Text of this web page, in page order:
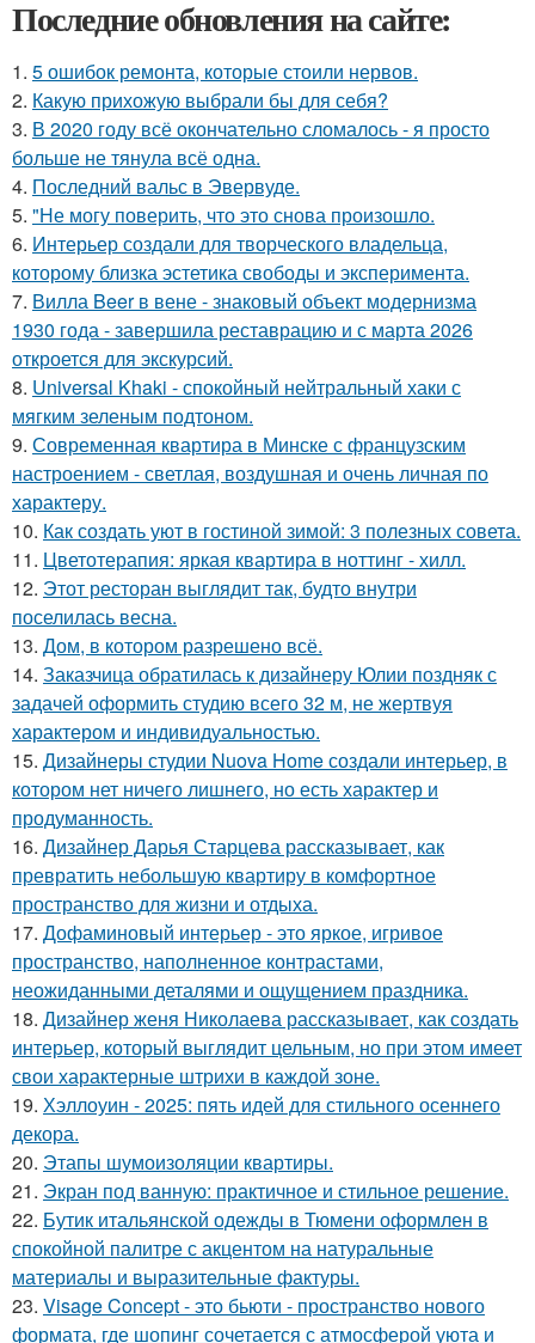
Последние обновления на сайте:
1. 5 ошибок ремонта, которые стоили нервов.
2. Какую прихожую выбрали бы для себя?
3. В 2020 году всё окончательно сломалось - я просто
больше не тянула всё одна.
4. Последний вальс в Эвервуде.
5. "Не могу поверить, что это снова произошло.
6. Интерьер создали для творческого владельца,
которому близка эстетика свободы и эксперимента.
7. Вилла Beer в вене - знаковый объект модернизма
1930 года - завершила реставрацию и с марта 2026
откроется для экскурсий.
8. Universal Khaki - спокойный нейтральный хаки с
мягким зеленым подтоном.
9. Современная квартира в Минске с французским
настроением - светлая, воздушная и очень личная по
характеру.
10. Как создать уют в гостиной зимой: 3 полезных совета.
11. Цветотерапия: яркая квартира в ноттинг - хилл.
12. Этот ресторан выглядит так, будто внутри
поселилась весна.
13. Дом, в котором разрешено всё.
14. Заказчица обратилась к дизайнеру Юлии поздняк с
задачей оформить студию всего 32 м, не жертвуя
характером и индивидуальностью.
15. Дизайнеры студии Nuova Home создали интерьер, в
котором нет ничего лишнего, но есть характер и
продуманность.
16. Дизайнер Дарья Старцева рассказывает, как
превратить небольшую квартиру в комфортное
пространство для жизни и отдыха.
17. Дофаминовый интерьер - это яркое, игривое
пространство, наполненное контрастами,
неожиданными деталями и ощущением праздника.
18. Дизайнер женя Николаева рассказывает, как создать
интерьер, который выглядит цельным, но при этом имеет
свои характерные штрихи в каждой зоне.
19. Хэллоуин - 2025: пять идей для стильного осеннего
декора.
20. Этапы шумоизоляции квартиры.
21. Экран под ванную: практичное и стильное решение.
22. Бутик итальянской одежды в Тюмени оформлен в
спокойной палитре с акцентом на натуральные
материалы и выразительные фактуры.
23. Visage Concept - это бьюти - пространство нового
формата, где шопинг сочетается с атмосферой уюта и